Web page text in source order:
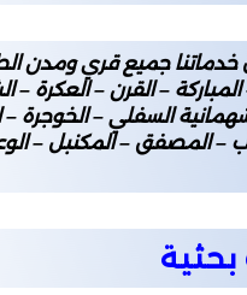
جميع قري ومدن
المباركة – القرن – العكرة –
السفلي – الخوجرة
– المصفق – المكنبل –